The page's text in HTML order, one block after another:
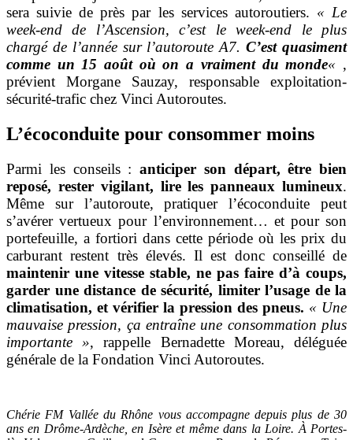
sera suivie de près par les services autoroutiers. « Le
week-end de l’Ascension, c’est le week-end le plus
chargé de l’année sur l’autoroute A7.C’est quasiment
comme un 15 août où on a vraiment du monde« ,
prévient Morgane Sauzay, responsable exploitation-
sécurité-trafic chez Vinci Autoroutes.
L’écoconduite pour consommer moins
Parmi les conseils : anticiper son départ, être bien
reposé, rester vigilant, lire les panneaux lumineux.
Même sur l’autoroute, pratiquer l’écoconduite peut
s’avérer vertueux pour l’environnement… et pour son
portefeuille, a fortiori dans cette période où les prix du
carburant restent très élevés. Il est donc conseillé de
maintenir une vitesse stable, ne pas faire d’à coups,
garder une distance de sécurité, limiter l’usage de la
climatisation, et vérifier la pression des pneus. « Une
mauvaise pression, ça entraîne une consommation plus
importante », rappelle Bernadette Moreau, déléguée
générale de la Fondation Vinci Autoroutes.
Chérie FM Vallée du Rhône vous accompagne depuis plus de 30
ans en Drôme-Ardèche, en Isère et même dans la Loire. À Portes-